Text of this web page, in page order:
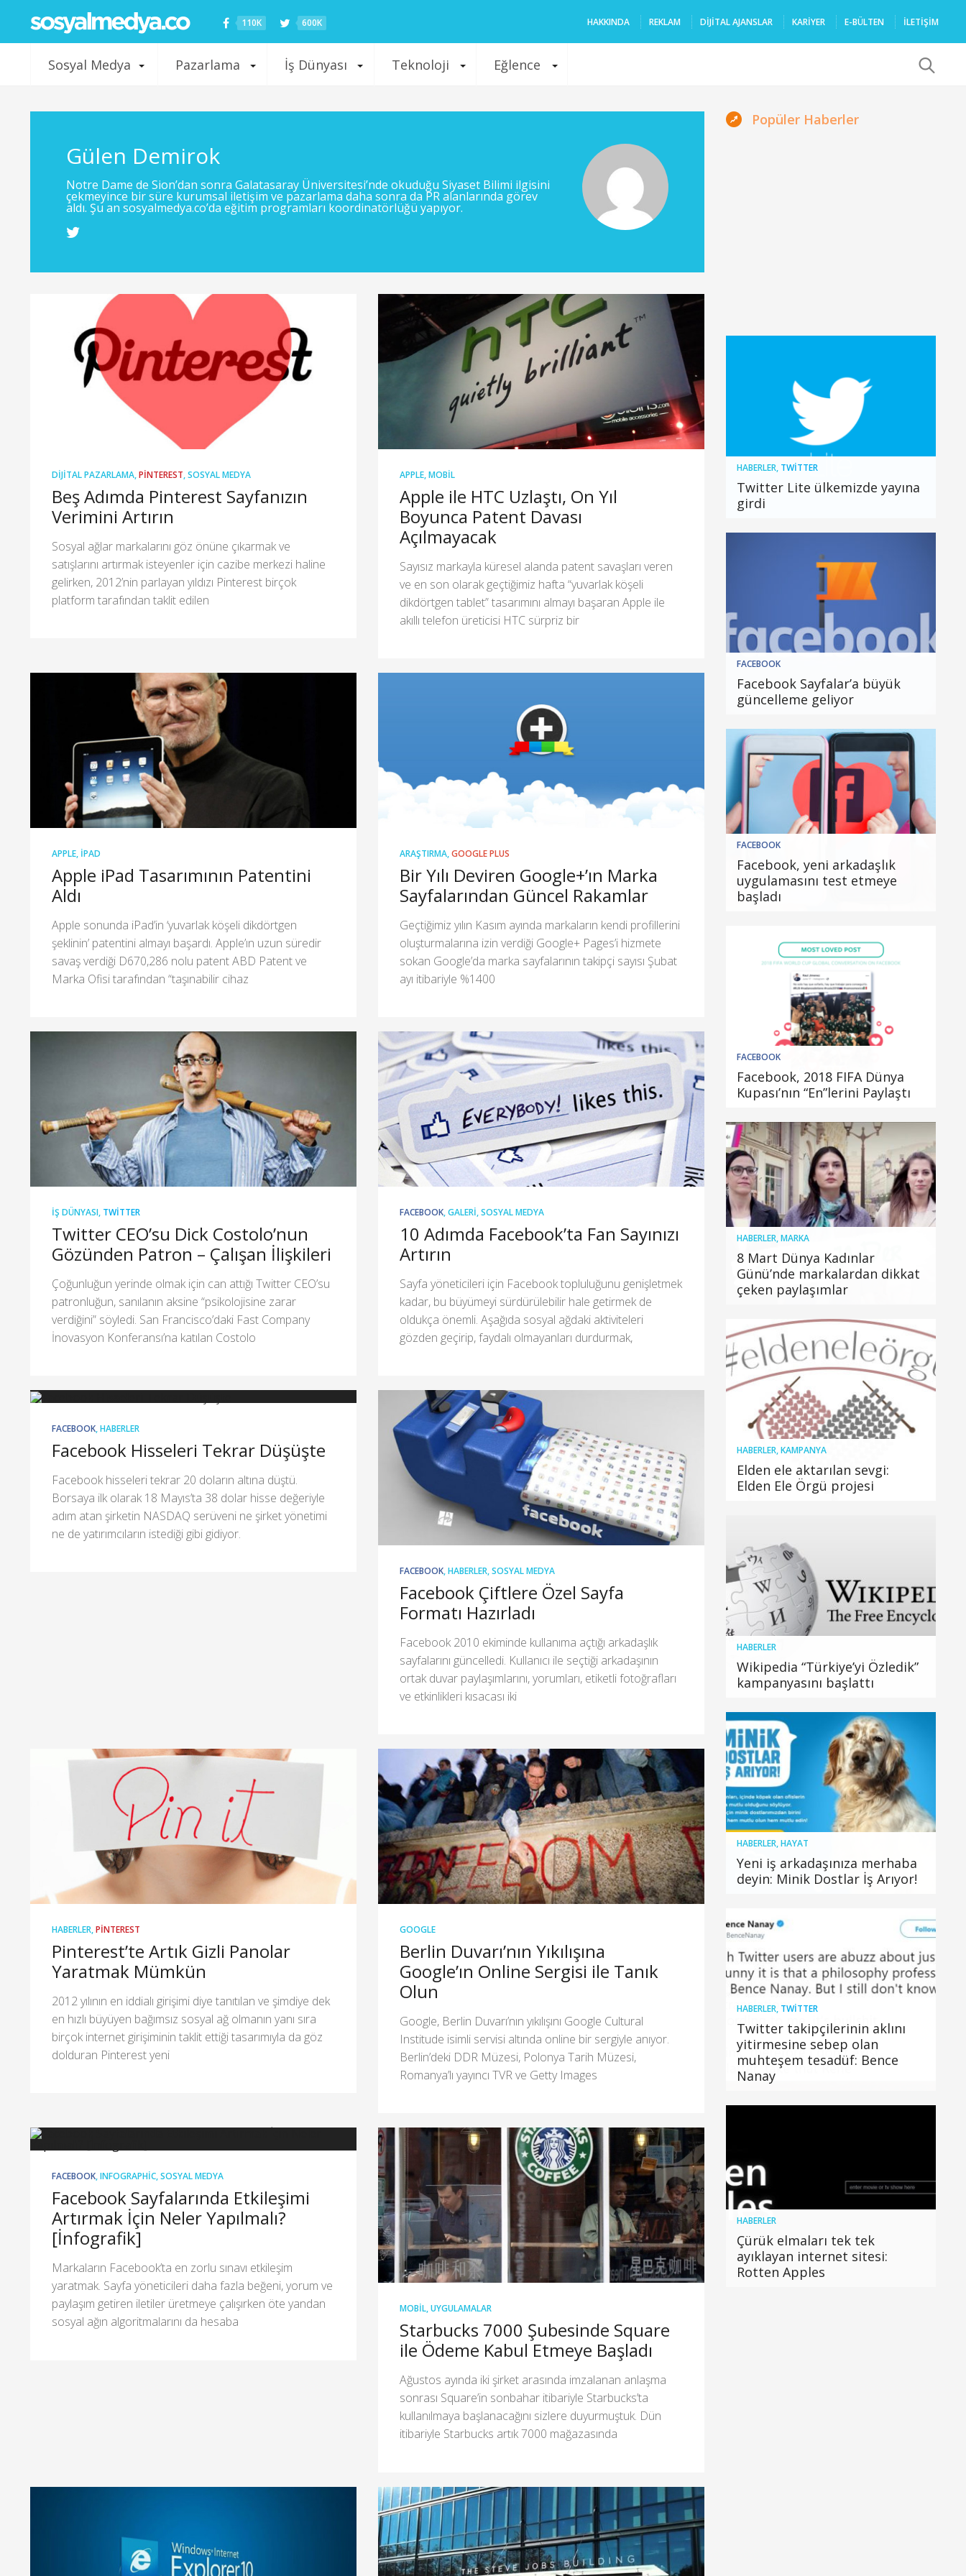
110K 600K HAKKINDA REKLAM DIJITAL AJANSLAR KARIYER E-BÜLTEN İLETİŞİM
Sosyal Medya Pazarlama İş Dünyası Teknoloji Eğlence
Gülen Demirok
Notre Dame de Sion’dan sonra Galatasaray Üniversitesi’nde okuduğu Siyaset Bilimi ilgisini
çekmeyince bir süre kurumsal iletişim ve pazarlama daha sonra da PR alanlarında görev
aldı. Şu an sosyalmedya.co’da eğitim programları koordinatörlüğü yapıyor.
DIJITAL PAZARLAMA,PINTEREST,SOSYAL MEDYA
Beş Adımda Pinterest Sayfanızın
Verimini Artırın
Sosyal ağlar markalarını göz önüne çıkarmak ve
satışlarını artırmak isteyenler için cazibe merkezi haline
gelirken, 2012’nin parlayan yıldızı Pinterest birçok
platform tarafından taklit edilen
APPLE,MOBIL
Apple ile HTC Uzlaştı, On Yıl
Boyunca Patent Davası
Açılmayacak
Sayısız markayla küresel alanda patent savaşları veren
ve en son olarak geçtiğimiz hafta “yuvarlak köşeli
dikdörtgen tablet” tasarımını almayı başaran Apple ile
akıllı telefon üreticisi HTC sürpriz bir
APPLE, IPAD
Apple iPad Tasarımının Patentini
Aldı
Apple sonunda iPad’in ‘yuvarlak köşeli dikdörtgen
şeklinin’ patentini almayı başardı. Apple’ın uzun süredir
savaş verdiği D670,286 nolu patent ABD Patent ve
Marka Ofisi tarafından “taşınabilir cihaz
ARAŞTIRMA,GOOGLE PLUS
Bir Yılı Deviren Google+’ın Marka
Sayfalarından Güncel Rakamlar
Geçtiğimiz yılın Kasım ayında markaların kendi profillerini
oluşturmalarına izin verdiği Google+ Pages’i hizmete
sokan Google’da marka sayfalarının takipçi sayısı Şubat
ayı itibariyle %1400
İŞ DÜNYASI, TWITTER
Twitter CEO’su Dick Costolo’nun
Gözünden Patron – Çalışan İlişkileri
Çoğunluğun yerinde olmak için can attığı Twitter CEO’su
patronluğun, sanılanın aksine “psikolojisine zarar
verdiğini” söyledi. San Francisco’daki Fast Company
İnovasyon Konferansı’na katılan Costolo
FACEBOOK,GALERI,SOSYAL MEDYA
10 Adımda Facebook’ta Fan Sayınızı
Artırın
Sayfa yöneticileri için Facebook topluluğunu genişletmek
kadar, bu büyümeyi sürdürülebilir hale getirmek de
oldukça önemli. Aşağıda sosyal ağdaki aktiviteleri
gözden geçirip, faydalı olmayanları durdurmak,
FACEBOOK,HABERLER
Facebook Hisseleri Tekrar Düşüşte
Facebook hisseleri tekrar 20 doların altına düştü.
Borsaya ilk olarak 18 Mayıs’ta 38 dolar hisse değeriyle
adım atan şirketin NASDAQ serüveni ne şirket yönetimi
ne de yatırımcıların istediği gibi gidiyor.
FACEBOOK,HABERLER,SOSYAL MEDYA
Facebook Çiftlere Özel Sayfa
Formatı Hazırladı
Facebook 2010 ekiminde kullanıma açtığı arkadaşlık
sayfalarını güncelledi. Kullanıcı ile seçtiği arkadaşının
ortak duvar paylaşımlarını, yorumları, etiketli fotoğrafları
ve etkinlikleri kısacası iki
HABERLER,PINTEREST
Pinterest’te Artık Gizli Panolar
Yaratmak Mümkün
2012 yılının en iddialı girişimi diye tanıtılan ve şimdiye dek
en hızlı büyüyen bağımsız sosyal ağ olmanın yanı sıra
birçok internet girişiminin taklit ettiği tasarımıyla da göz
dolduran Pinterest yeni
GOOGLE
Berlin Duvarı’nın Yıkılışına
Google’ın Online Sergisi ile Tanık
Olun
Google, Berlin Duvarı’nın yıkılışını Google Cultural
Institude isimli servisi altında online bir sergiyle anıyor.
Berlin’deki DDR Müzesi, Polonya Tarih Müzesi,
Romanya’lı yayıncı TVR ve Getty Images
FACEBOOK,INFOGRAPHIC,SOSYAL MEDYA
Facebook Sayfalarında Etkileşimi
Artırmak İçin Neler Yapılmalı?
[İnfografik]
Markaların Facebook’ta en zorlu sınavı etkileşim
yaratmak. Sayfa yöneticileri daha fazla beğeni, yorum ve
paylaşım getiren iletiler üretmeye çalışırken öte yandan
sosyal ağın algoritmalarını da hesaba
MOBIL,UYGULAMALAR
Starbucks 7000 Şubesinde Square
ile Ödeme Kabul Etmeye Başladı
Ağustos ayında iki şirket arasında imzalanan anlaşma
sonrası Square’in sonbahar itibariyle Starbucks’ta
kullanılmaya başlanacağını sizlere duyurmuştuk. Dün
itibariyle Starbucks artık 7000 mağazasında
Popüler Haberler
HABERLER, TWITTER
Twitter Lite ülkemizde yayına
girdi
FACEBOOK
Facebook Sayfalar’a büyük
güncelleme geliyor
FACEBOOK
Facebook, yeni arkadaşlık
uygulamasını test etmeye
başladı
FACEBOOK
Facebook, 2018 FIFA Dünya
Kupası’nın “En”lerini Paylaştı
HABERLER,MARKA
8 Mart Dünya Kadınlar
Günü’nde markalardan dikkat
çeken paylaşımlar
HABERLER,KAMPANYA
Elden ele aktarılan sevgi:
Elden Ele Örgü projesi
HABERLER
Wikipedia “Türkiye’yi Özledik”
kampanyasını başlattı
HABERLER,HAYAT
Yeni iş arkadaşınıza merhaba
deyin: Minik Dostlar İş Arıyor!
HABERLER, TWITTER
Twitter takipçilerinin aklını
yitirmesine sebep olan
muhteşem tesadüf: Bence
Nanay
HABERLER
Çürük elmaları tek tek
ayıklayan internet sitesi:
Rotten Apples